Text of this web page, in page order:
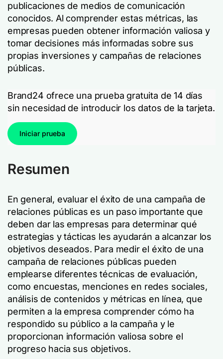
publicaciones de medios de comunicación
conocidos. Al comprender estas métricas, las
empresas pueden obtener información valiosa y
tomar decisiones más informadas sobre sus
propias inversiones y campañas de relaciones
públicas.
Brand24 ofrece una prueba gratuita de 14 días
sin necesidad de introducir los datos de la tarjeta.
Iniciar prueba
Resumen
En general, evaluar el éxito de una campaña de
relaciones públicas es un paso importante que
deben dar las empresas para determinar qué
estrategias y tácticas les ayudarán a alcanzar los
objetivos deseados. Para medir el éxito de una
campaña de relaciones públicas pueden
emplearse diferentes técnicas de evaluación,
como encuestas, menciones en redes sociales,
análisis de contenidos y métricas en línea, que
permiten a la empresa comprender cómo ha
respondido su público a la campaña y le
proporcionan información valiosa sobre el
progreso hacia sus objetivos.